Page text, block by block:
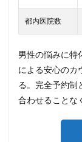
都内医院数
男性の悩みに特
による安心のカ
る。完全予約制
合わせることな